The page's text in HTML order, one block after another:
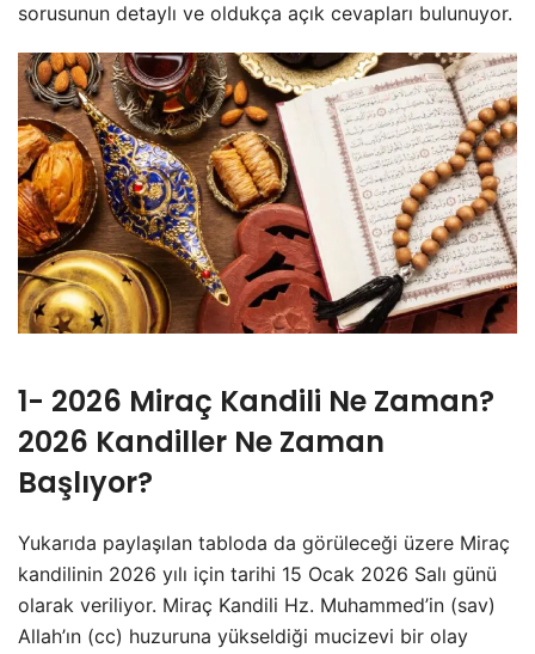
sorusunun detaylı ve oldukça açık cevapları bulunuyor.
1- 2026 Miraç Kandili Ne Zaman?
2026 Kandiller Ne Zaman
Başlıyor?
Yukarıda paylaşılan tabloda da görüleceği üzere Miraç
kandilinin 2026 yılı için tarihi 15 Ocak 2026 Salı günü
olarak veriliyor. Miraç Kandili Hz. Muhammed’in (sav)
Allah’ın (cc) huzuruna yükseldiği mucizevi bir olay